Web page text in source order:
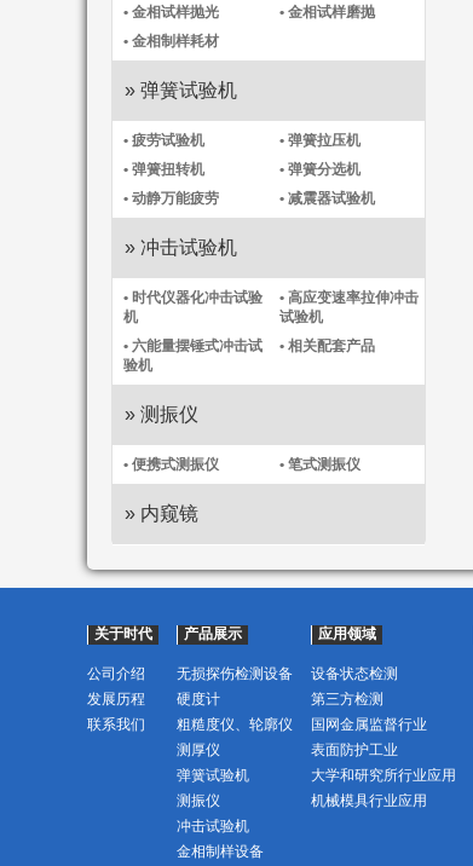
• 金相试样抛光
• 金相试样磨抛
• 金相制样耗材
» 弹簧试验机
• 疲劳试验机
• 弹簧拉压机
• 弹簧扭转机
• 弹簧分选机
• 动静万能疲劳
• 减震器试验机
» 冲击试验机
• 时代仪器化冲击试验
机​
• 高应变速率拉伸冲击
试验机
• 六能量摆锤式冲击试
验机
• 相关配套产品
» 测振仪
• 便携式测振仪​ • 笔式测振仪​
» 内窥镜
关于时代
公司介绍
发展历程
联系我们
产品展示
无损探伤检测设备
硬度计
粗糙度仪、轮廓仪
测厚仪
弹簧试验机
测振仪
冲击试验机
金相制样设备
应用领域
设备状态检测
第三方检测
国网金属监督行业
表面防护工业
大学和研究所行业应用
机械模具行业应用